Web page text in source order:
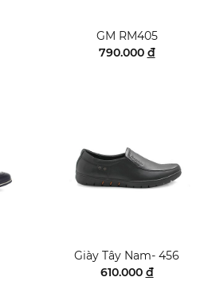
GM RM405
790.000 đ
Giày Tây Nam- 456
610.000 đ